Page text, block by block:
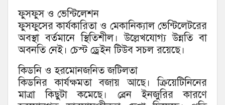
ফুসফুস ও ভেন্টিলেশন
ফুসফুসের কার্যকারিতা ও মেকানিক্যাল ভেন্টিলেটরের
অবস্থা বর্তমানে স্থিতিশীল। উল্লেখযোগ্য উন্নতি বা
অবনতি নেই। চেস্ট ড্রেইন টিউব সচল রয়েছে।
কিডনি ও হরমোনজনিত জটিলতা
কিডনির কার্যক্ষমতা বজায় আছে। ক্রিয়েটিনিনের
মাত্রা কিছুটা কমেছে। ব্রেন ইনজুরির কারণে